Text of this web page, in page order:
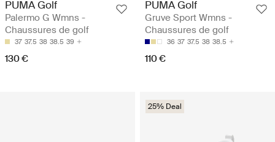
PUMA Golf
Palermo G Wmns -
Chaussures de golf
37 37.5 38 38.5 39
130 €
PUMA Golf
Gruve Sport Wmns -
Chaussures de golf
36 37 37.5 38 38.5
110 €
25% Deal